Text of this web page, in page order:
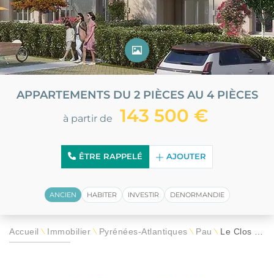
APPARTEMENTS DU 2 PIÈCES AU 4 PIÈCES
à partir de 143 500 €
ÊTRE RAPPELÉ AJOUTER
ANCIEN HABITER INVESTIR DENORMANDIE
Accueil \ Immobilier \ Pyrénées-Atlantiques \ Pau \ Le Clos des Lilas